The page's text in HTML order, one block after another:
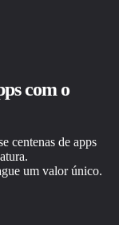
com o
centenas de apps
um valor único.